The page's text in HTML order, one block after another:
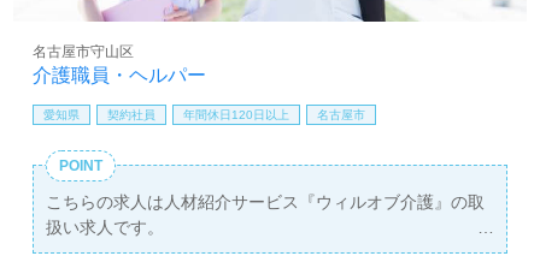
介護職員・ヘルパー
名古屋市守山区
愛知県 契約社員 年間休日120日以上 名古屋市
POINT
こちらの求人は人材紹介サービス『ウィルオブ介護』の取
扱い求人です。